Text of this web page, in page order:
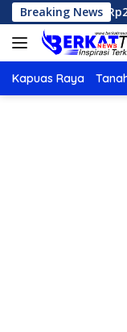
Langsung
ke
konten
Breaking News
Rp2,2 Triliun
Kapuas Raya